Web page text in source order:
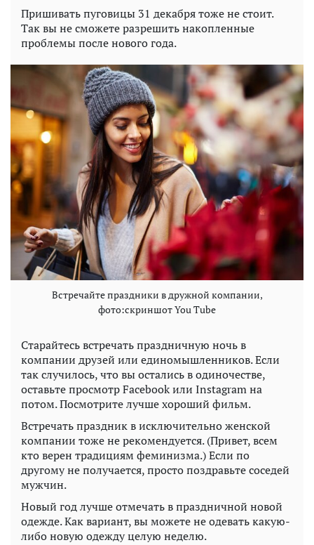
Пришивать пуговицы 31 декабря тоже не стоит.
Так вы не сможете разрешить накопленные
проблемы после нового года.
Встречайте праздники в дружной компании,
фото:скриншот You Tube
Старайтесь встречать праздничную ночь в
компании друзей или единомышленников. Если
так случилось, что вы остались в одиночестве,
оставьте просмотр Facebook или Іnstagram на
потом. Посмотрите лучше хороший фильм.
Встречать праздник в исключительно женской
компании тоже не рекомендуется. (Привет, всем
кто верен традициям феминизма.) Если по
другому не получается, просто поздравьте соседей
мужчин.
Новый год лучше отмечать в праздничной новой
одежде. Как вариант, вы можете не одевать какую-
либо новую одежду целую неделю.